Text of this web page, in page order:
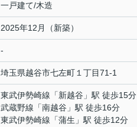
一戸建て/木造
2025年12月（新築）
-
埼玉県越谷市七左町 １丁目71-1
東武伊勢崎線 「新越谷 」駅 徒歩15分
武蔵野線 「南越谷 」駅 徒歩16分
東武伊勢崎線 「蒲生 」駅 徒歩12分